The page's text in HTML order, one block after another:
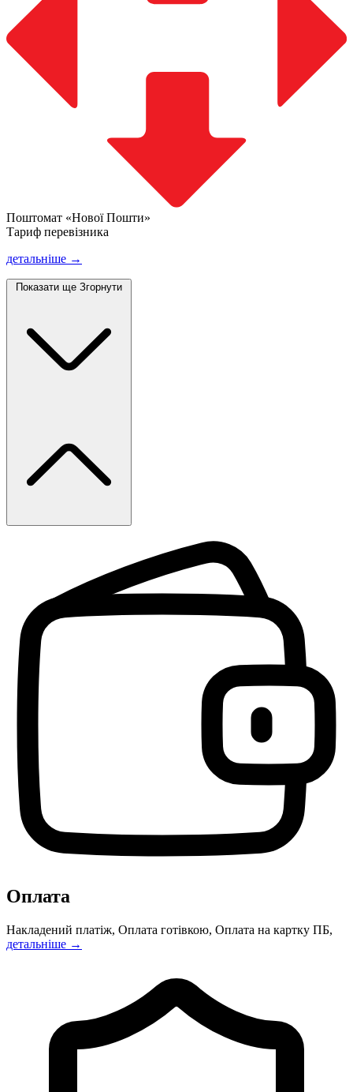
Поштомат «Нової Пошти»
Тариф перевізника
детальніше →
Показати ще Згорнути
Оплата
Накладений платіж, Оплата готівкою, Оплата на картку ПБ,
детальніше →